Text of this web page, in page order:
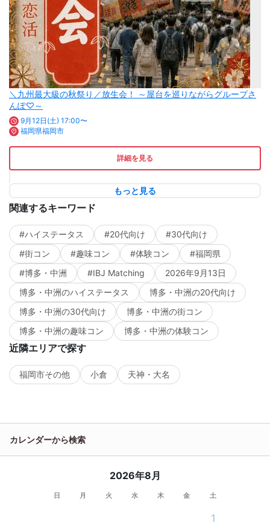
＼九州最大級の秋祭り／放生会！ ～屋台を巡りながらグループさ
んぽ♡～
9月12日(土) 17:00〜
福岡県福岡市
詳細を見る
もっと見る
関連するキーワード
#ハイステータス #20代向け
#30代向け
#街コン
#趣味コン #体験コン
#福岡県
#博多・中洲
#IBJ Matching
2026年9月13日
博多・中洲のハイステータス
博多・中洲の20代向け
博多・中洲の30代向け
博多・中洲の街コン
博多・中洲の趣味コン
博多・中洲の体験コン
近隣エリアで探す
福岡市その他 小倉 天神・大名
カレンダーから検索
2026年8月
日 月 火 水 木 金 土
1